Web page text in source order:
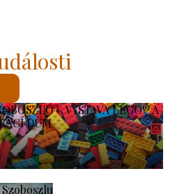
– VÝSTAVA LEGO® A
DŮM